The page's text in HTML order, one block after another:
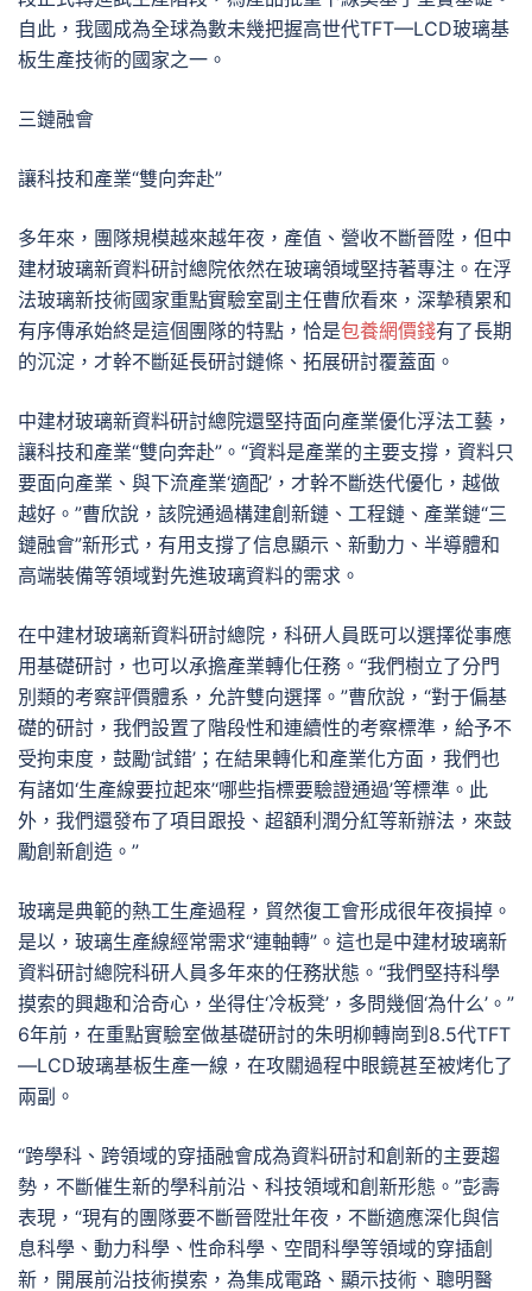
自此，我國成為全球為數未幾把握高世代TFT—LCD玻璃基
板生產技術的國家之一。
三鏈融會
讓科技和產業“雙向奔赴”
多年來，團隊規模越來越年夜，產值、營收不斷晉陞，但中
建材玻璃新資料研討總院依然在玻璃領域堅持著專注。在浮
法玻璃新技術國家重點實驗室副主任曹欣看來，深摯積累和
有序傳承始終是這個團隊的特點，恰是包養網價錢有了長期
的沉淀，才幹不斷延長研討鏈條、拓展研討覆蓋面。
中建材玻璃新資料研討總院還堅持面向產業優化浮法工藝，
讓科技和產業“雙向奔赴”。“資料是產業的主要支撐，資料只
要面向產業、與下流產業‘適配’，才幹不斷迭代優化，越做
越好。”曹欣說，該院通過構建創新鏈、工程鏈、產業鏈“三
鏈融會”新形式，有用支撐了信息顯示、新動力、半導體和
高端裝備等領域對先進玻璃資料的需求。
在中建材玻璃新資料研討總院，科研人員既可以選擇從事應
用基礎研討，也可以承擔產業轉化任務。“我們樹立了分門
別類的考察評價體系，允許雙向選擇。”曹欣說，“對于偏基
礎的研討，我們設置了階段性和連續性的考察標準，給予不
受拘束度，鼓勵‘試錯’；在結果轉化和產業化方面，我們也
有諸如‘生產線要拉起來’‘哪些指標要驗證通過’等標準。此
外，我們還發布了項目跟投、超額利潤分紅等新辦法，來鼓
勵創新創造。”
玻璃是典範的熱工生產過程，貿然復工會形成很年夜損掉。
是以，玻璃生產線經常需求“連軸轉”。這也是中建材玻璃新
資料研討總院科研人員多年來的任務狀態。“我們堅持科學
摸索的興趣和洽奇心，坐得住‘冷板凳’，多問幾個‘為什么’。”
6年前，在重點實驗室做基礎研討的朱明柳轉崗到8.5代TFT
—LCD玻璃基板生產一線，在攻關過程中眼鏡甚至被烤化了
兩副。
“跨學科、跨領域的穿插融會成為資料研討和創新的主要趨
勢，不斷催生新的學科前沿、科技領域和創新形態。”彭壽
表現，“現有的團隊要不斷晉陞壯年夜，不斷適應深化與信
息科學、動力科學、性命科學、空間科學等領域的穿插創
新，開展前沿技術摸索，為集成電路、顯示技術、聰明醫